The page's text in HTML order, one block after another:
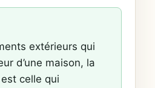
extérieurs qui
d’une maison, la
celle qui